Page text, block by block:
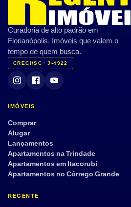
CARACTERÍSTICAS PRIVATIVAS
Varanda/Sacada
Jardim
Vista mar
Semi mobiliado
Dep. de empregada
Tour 360°
Aplicar filtros
Curadoria de alto padrão em
Florianópolis. Imóveis que valem o
tempo de quem busca.
CRECI/SC · J-4922
IMÓVEIS
Comprar
Alugar
Lançamentos
Apartamentos na Trindade
Apartamentos em Itacorubi
Apartamentos no Córrego Grande
REGENTE